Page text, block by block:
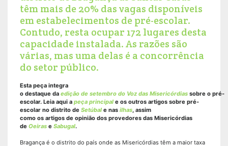
têm mais de 20% das vagas disponíveis
em estabelecimentos de pré-escolar.
Contudo, resta ocupar 172 lugares desta
capacidade instalada. As razões são
várias, mas uma delas é a concorrência
do setor público.
Esta peça integra
o destaque da edição de setembro do Voz das Misericórdias sobre o pré-
escolar. Leia aqui a peça principal e os outros artigos sobre pré-
escolar no distrito de Setúbal e nas ilhas , assim
como os artigos de opinião dos provedores das Misericórdias
de Oeiras e Sabugal.
Bragança é o distrito do país onde as Misericórdias têm a maior taxa